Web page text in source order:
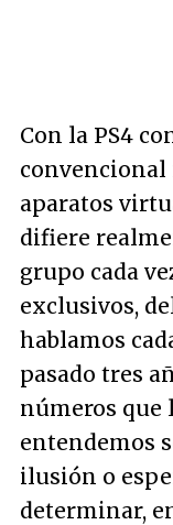
Con la PS4
convencional
aparatos
difiere
grupo cada
exclusivos,
hablamos
pasado tres
números que
entendemos
ilusión o
determinar,